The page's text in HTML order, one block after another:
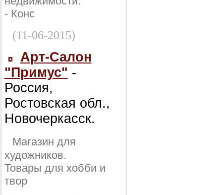
- Конс
(11-06-2015)
Арт-Салон
"Примус" -
Россия,
Ростовская обл.,
Новочеркасск.
Магазин для
художников.
Товары для хобби и
твор